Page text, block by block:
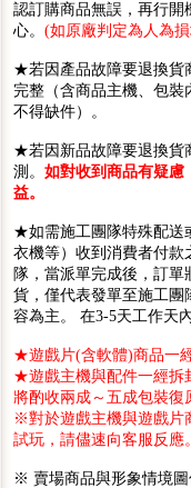
認訂購商品無誤，再行開
心。 (如原廠判定為人為
★若因產品故障要退換貨
完整（含商品主機、包
不得缺件）。
★若因新品故障要退換貨
測。 如對收到商品有疑慮
益。
★如需施工團隊特殊配送
衣機等）收到消費者付款
隊，當派單完成後，訂單
貨，僅代表發單至施工團
容為主。 在3-5天工作天
★遊戲片(含軟體)商品一
★遊戲主機與配件一經拆
將酌收兩成～五成包裝復
※對於遊戲主機與遊戲片
試玩，請儘速向客服反應。
※ 賣場商品與形象情境